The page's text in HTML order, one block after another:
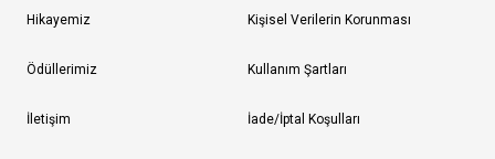
Hikayemiz
Ödüllerimiz
İletişim
Kişisel Verilerin Korunması
Kullanım Şartları
İade/İptal Koşulları